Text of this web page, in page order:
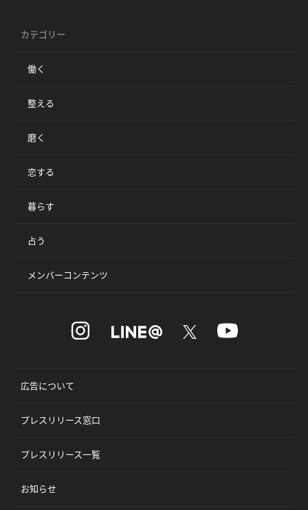
カテゴリー
働く
整える
磨く
恋する
暮らす
占う
メンバーコンテンツ
広告について
プレスリリース窓口
プレスリリース一覧
お知らせ